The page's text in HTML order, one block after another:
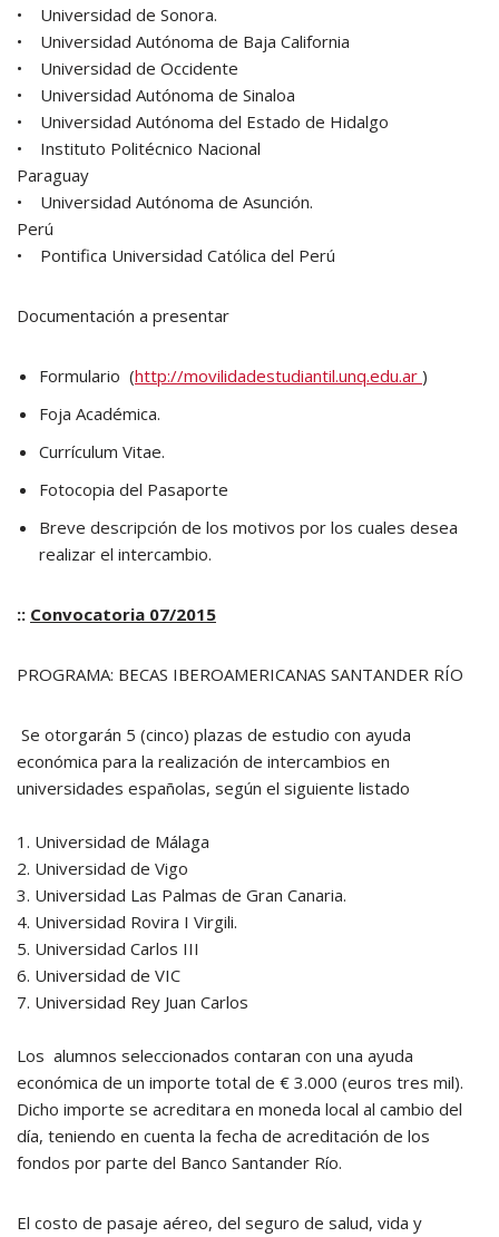
• Universidad de Sonora.
• Universidad Autónoma de Baja California
• Universidad de Occidente
• Universidad Autónoma de Sinaloa
• Universidad Autónoma del Estado de Hidalgo
• Instituto Politécnico Nacional
Paraguay
• Universidad Autónoma de Asunción.
Perú
• Pontifica Universidad Católica del Perú
Documentación a presentar
Formulario (http://movilidadestudiantil.unq.edu.ar )
Foja Académica.
Currículum Vitae.
Fotocopia del Pasaporte
Breve descripción de los motivos por los cuales desea
realizar el intercambio.
:: Convocatoria 07/2015
PROGRAMA: BECAS IBEROAMERICANAS SANTANDER RÍO
Se otorgarán 5 (cinco) plazas de estudio con ayuda
económica para la realización de intercambios en
universidades españolas, según el siguiente listado
1. Universidad de Málaga
2. Universidad de Vigo
3. Universidad Las Palmas de Gran Canaria.
4. Universidad Rovira I Virgili.
5. Universidad Carlos III
6. Universidad de VIC
7. Universidad Rey Juan Carlos
Los alumnos seleccionados contaran con una ayuda
económica de un importe total de € 3.000 (euros tres mil).
Dicho importe se acreditara en moneda local al cambio del
día, teniendo en cuenta la fecha de acreditación de los
fondos por parte del Banco Santander Río.
El costo de pasaje aéreo, del seguro de salud, vida y